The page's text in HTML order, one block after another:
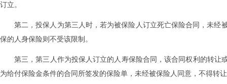
订立。
第二，投保人为第三人时，若为被保险人订立死亡保险合同，未
保的人身保险则不受该限制。
第三，第三人作为投保人订立的人寿保险合同，该合同权利的转让
为给付保险金条件的合同所签发的保险单，未经被保险人同意，不得转